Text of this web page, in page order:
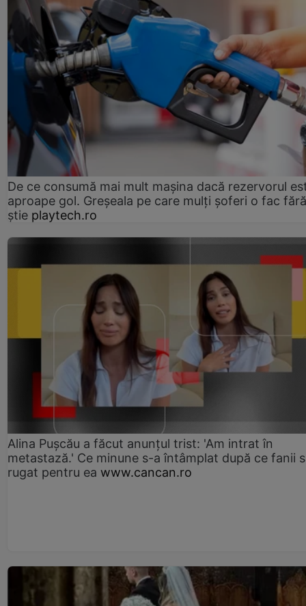
De ce consumă mai mult mașina dacă rezervorul
aproape gol. Greșeala pe care mulți șoferi o fac
știe playtech.ro
Alina Pușcău a făcut anunțul trist: 'Am intrat în
metastază.' Ce minune s-a întâmplat după ce fanii
rugat pentru ea www.cancan.ro